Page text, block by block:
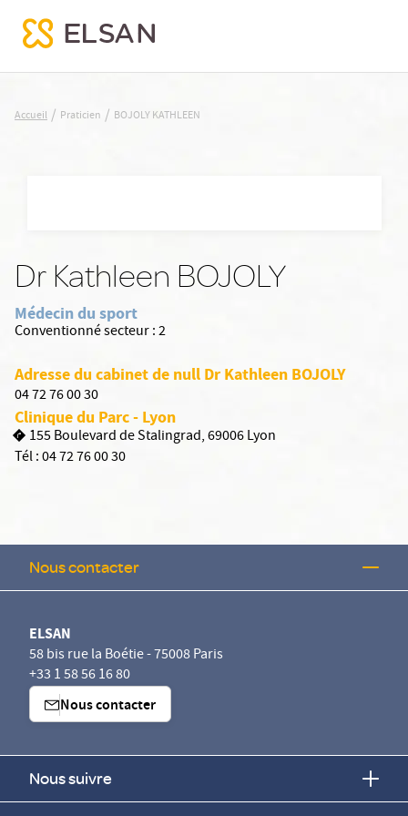
BOJOLY KATHLEEN
Accueil / Praticien / BOJOLY KATHLEEN
Dr Kathleen BOJOLY
Médecin du sport
Conventionné secteur :2
Adresse du cabinet de null Dr Kathleen BOJOLY
04 72 76 00 30
Clinique du Parc - Lyon
155 Boulevard de Stalingrad, 69006 Lyon
Tél :04 72 76 00 30
Nous contacter
ELSAN
58 bis rue la Boétie - 75008 Paris
+33 1 58 56 16 80
Nous contacter
Nous suivre